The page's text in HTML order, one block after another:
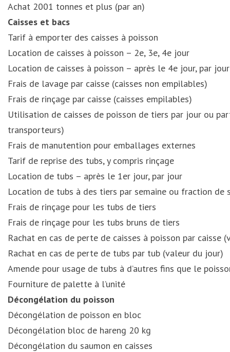
Achat 2001 tonnes et plus (par an)
Caisses et bacs
Tarif à emporter des caisses à poisson
Location de caisses à poisson – 2e, 3e, 4e jour
Location de caisses à poisson – après le 4e jour, par
Frais de lavage par caisse (caisses non empilables)
Frais de rinçage par caisse (caisses empilables)
Utilisation de caisses de poisson de tiers par jour ou
transporteurs)
Frais de manutention pour emballages externes
Tarif de reprise des tubs, y compris rinçage
Location de tubs – après le 1er jour, par jour
Location de tubs à des tiers par semaine ou fraction de
Frais de rinçage pour les tubs de tiers
Frais de rinçage pour les tubs bruns de tiers
Rachat en cas de perte de caisses à poisson par caisse
Rachat en cas de perte de tubs par tub (valeur du jour)
Amende pour usage de tubs à d’autres fins que le
Fourniture de palette à l’unité
Décongélation du poisson
Décongélation de poisson en bloc
Décongélation bloc de hareng 20 kg
Décongélation du saumon en caisses